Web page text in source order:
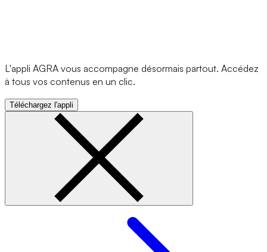
L'appli AGRA vous accompagne désormais partout. Accédez
à tous vos contenus en un clic.
Téléchargez l'appli